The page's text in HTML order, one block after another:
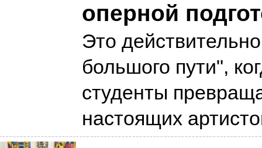
оперной
Это
большого пути",
студенты
настоящих